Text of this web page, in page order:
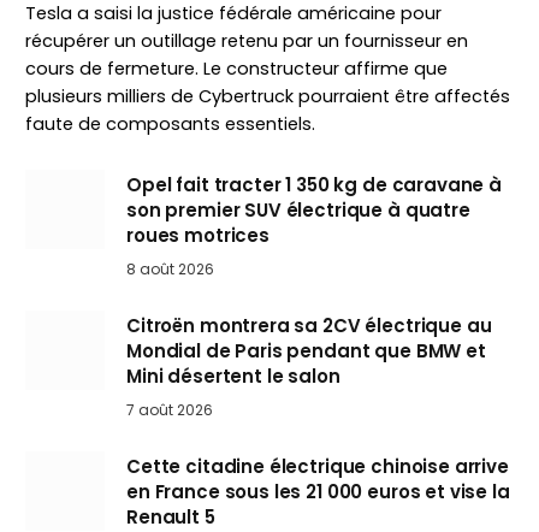
Tesla a saisi la justice fédérale américaine pour
récupérer un outillage retenu par un fournisseur en
cours de fermeture. Le constructeur affirme que
plusieurs milliers de Cybertruck pourraient être affectés
faute de composants essentiels.
Opel fait tracter 1 350 kg de caravane à
son premier SUV électrique à quatre
roues motrices
8 août 2026
Citroën montrera sa 2CV électrique au
Mondial de Paris pendant que BMW et
Mini désertent le salon
7 août 2026
Cette citadine électrique chinoise arrive
en France sous les 21 000 euros et vise la
Renault 5